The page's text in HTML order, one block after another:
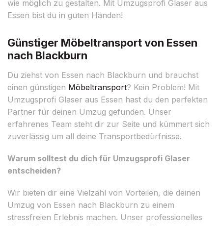
wie möglich zu gestalten. Mit Umzugsprofi Glaser aus
Essen bist du in guten Händen!
Günstiger Möbeltransport von Essen
nach Blackburn
Du ziehst von Essen nach Blackburn und brauchst
einen günstigen Möbeltransport? Kein Problem! Mit
Umzugsprofi Glaser aus Essen hast du den perfekten
Partner für deinen Umzug gefunden. Unser
erfahrenes Team steht dir zur Seite und kümmert sich
zuverlässig um all deine Transportbedürfnisse.
Warum solltest du dich für Umzugsprofi Glaser
entscheiden?
Wir bieten dir eine Vielzahl von Vorteilen, die deinen
Umzug von Essen nach Blackburn zu einem
stressfreien Erlebnis machen. Unser professionelles